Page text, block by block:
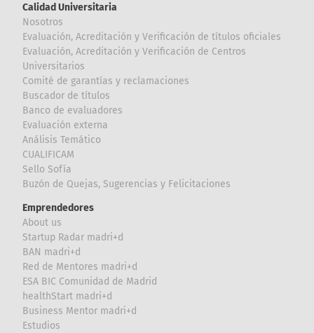
Calidad Universitaria
Nosotros
Evaluación, Acreditación y Verificación de títulos oficiales
Evaluación, Acreditación y Verificación de Centros
Universitarios
Comité de garantías y reclamaciones
Buscador de títulos
Banco de evaluadores
Evaluación externa
Análisis Temático
CUALIFICAM
Sello Sofía
Buzón de Quejas, Sugerencias y Felicitaciones
Emprendedores
About us
Startup Radar madri+d
BAN madri+d
Red de Mentores madri+d
ESA BIC Comunidad de Madrid
healthStart madri+d
Business Mentor madri+d
Estudios